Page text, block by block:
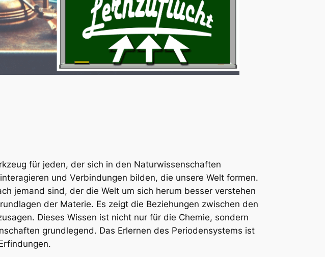
für jeden, der sich in den Naturwissenschaften
und Verbindungen bilden, die unsere Welt formen.
jemand sind, der die Welt um sich herum besser verstehen
der Materie. Es zeigt die Beziehungen zwischen den
Dieses Wissen ist nicht nur für die Chemie, sondern
grundlegend. Das Erlernen des Periodensystems ist